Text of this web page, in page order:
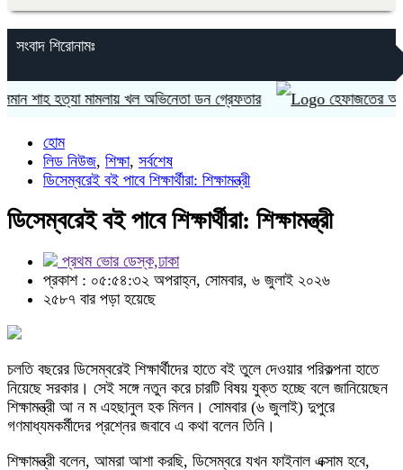
সংবাদ শিরোনামঃ
শাহ হত্যা মামলায় খল অভিনেতা ডন গ্রেফতার হেফাজতের আমির
হোম
লিড নিউজ, শিক্ষা, সর্বশেষ
ডিসেম্বরেই বই পাবে শিক্ষার্থীরা: শিক্ষামন্ত্রী
ডিসেম্বরেই বই পাবে শিক্ষার্থীরা: শিক্ষামন্ত্রী
প্রথম ভোর ডেস্ক,ঢাকা
প্রকাশ : ০৫:৫৪:৩২ অপরাহ্ন, সোমবার, ৬ জুলাই ২০২৬
২৫৮৭ বার পড়া হয়েছে
চলতি বছরের ডিসেম্বরেই শিক্ষার্থীদের হাতে বই তুলে দেওয়ার পরিকল্পনা হাতে
নিয়েছে সরকার। সেই সঙ্গে নতুন করে চারটি বিষয় যুক্ত হচ্ছে বলে জানিয়েছেন
শিক্ষামন্ত্রী আ ন ম এহছানুল হক মিলন। সোমবার (৬ জুলাই) দুপুরে
গণমাধ্যমকর্মীদের প্রশ্নের জবাবে এ কথা বলেন তিনি।
শিক্ষামন্ত্রী বলেন, আমরা আশা করছি, ডিসেম্বরে যখন ফাইনাল এক্সাম হবে,